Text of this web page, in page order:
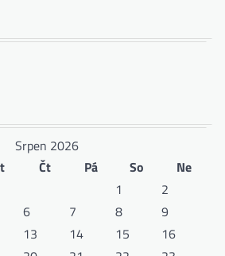
Srpen 2026
Čt Pá So
Ne
1
2
6 7 8
9
13 14 15
16